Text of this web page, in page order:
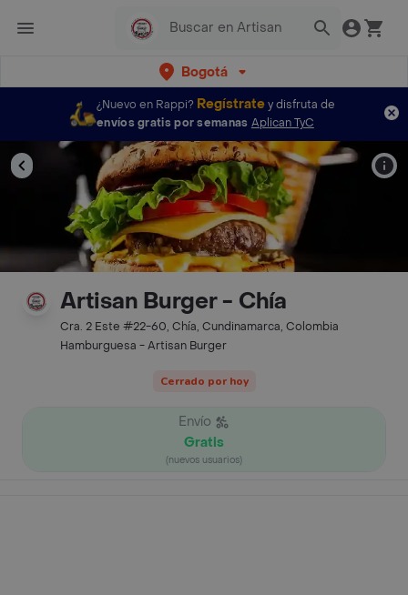
Bogotá
¿Nuevo en Rappi? Regístratey disfruta de
envíos gratis por semanas Aplican TyC
Artisan Burger - Chía
Cra. 2 Este #22-60, Chía, Cundinamarca, Colombia
Hamburguesa - Artisan Burger
Cerrado por hoy
Envío
Gratis
(nuevos usuarios)